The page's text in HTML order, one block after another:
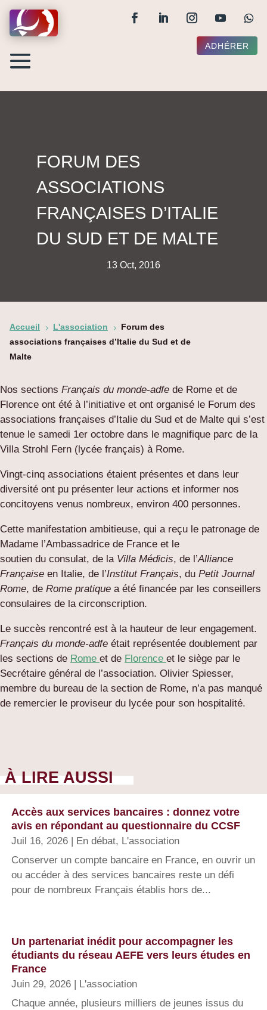
ADHÉRER
FORUM DES
ASSOCIATIONS
FRANÇAISES D’ITALIE
DU SUD ET DE MALTE
13 Oct, 2016
Accueil 5 L'association 5
Forum des
associations françaises d’Italie du Sud et de
Malte
Nos sections Français du monde-adfe de Rome et de
Florence ont été à l’initiative et ont organisé le Forum des
associations françaises d’Italie du Sud et de Malte qui s’est
tenue le samedi 1er octobre dans le magnifique parc de la
Villa Strohl Fern (lycée français) à Rome.
Vingt-cinq associations étaient présentes et dans leur
diversité ont pu présenter leur actions et informer nos
concitoyens venus nombreux, environ 400 personnes.
Cette manifestation ambitieuse, qui a reçu le patronage de
Madame l’Ambassadrice de France et le
soutien du consulat, de la Villa Médicis, de l’Alliance
Française en Italie, de l’Institut Français, du Petit Journal
Rome, de Rome pratique a été financée par les conseillers
consulaires de la circonscription.
Le succès rencontré est à la hauteur de leur engagement.
Français du monde-adfe était représentée doublement par
les sections de Rome et de Florence et le siège par le
Secrétaire général de l’association. Olivier Spiesser,
membre du bureau de la section de Rome, n’a pas manqué
de remercier le proviseur du lycée pour son hospitalité.
À LIRE AUSSI
Accès aux services bancaires : donnez votre
avis en répondant au questionnaire du CCSF
Juil 16, 2026 En débat, L'association
Conserver un compte bancaire en France, en ouvrir un
ou accéder à des services bancaires reste un défi
pour de nombreux Français établis hors de...
Un partenariat inédit pour accompagner les
étudiants du réseau AEFE vers leurs études en
France
Juin 29, 2026
L'association
Chaque année, plusieurs milliers de jeunes issus du